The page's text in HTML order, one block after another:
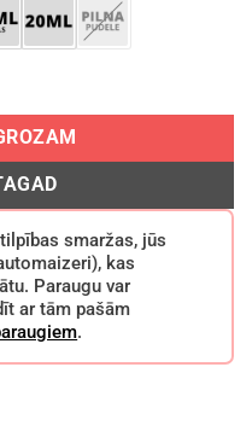
daudzums
smaržas, jūs
kas
Paraugu var
ar tām pašām
.